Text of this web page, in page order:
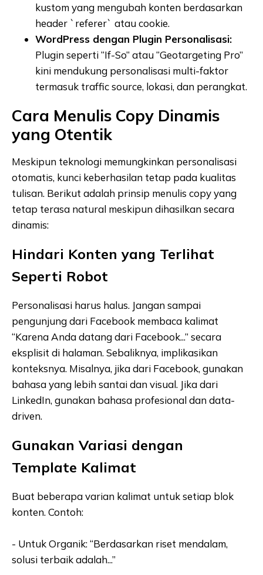
kustom yang mengubah konten berdasarkan
header `referer` atau cookie.
WordPress dengan Plugin Personalisasi:
Plugin seperti “If-So” atau “Geotargeting Pro”
kini mendukung personalisasi multi-faktor
termasuk traffic source, lokasi, dan perangkat.
Cara Menulis Copy Dinamis
yang Otentik
Meskipun teknologi memungkinkan personalisasi
otomatis, kunci keberhasilan tetap pada kualitas
tulisan. Berikut adalah prinsip menulis copy yang
tetap terasa natural meskipun dihasilkan secara
dinamis:
Hindari Konten yang Terlihat
Seperti Robot
Personalisasi harus halus. Jangan sampai
pengunjung dari Facebook membaca kalimat
“Karena Anda datang dari Facebook...” secara
eksplisit di halaman. Sebaliknya, implikasikan
konteksnya. Misalnya, jika dari Facebook, gunakan
bahasa yang lebih santai dan visual. Jika dari
LinkedIn, gunakan bahasa profesional dan data-
driven.
Gunakan Variasi dengan
Template Kalimat
Buat beberapa varian kalimat untuk setiap blok
konten. Contoh:
- Untuk Organik: “Berdasarkan riset mendalam,
solusi terbaik adalah...”